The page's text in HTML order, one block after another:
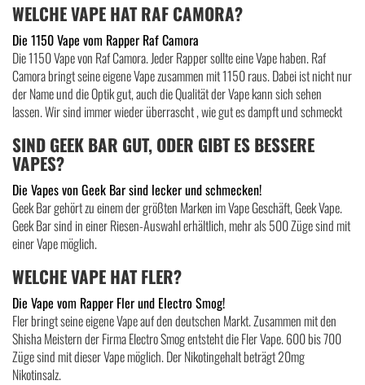
WELCHE VAPE HAT RAF CAMORA?
Die 1150 Vape vom Rapper Raf Camora
Die 1150 Vape von Raf Camora. Jeder Rapper sollte eine Vape haben. Raf
Camora bringt seine eigene Vape zusammen mit 1150 raus. Dabei ist nicht nur
der Name und die Optik gut, auch die Qualität der Vape kann sich sehen
lassen. Wir sind immer wieder überrascht , wie gut es dampft und schmeckt
SIND GEEK BAR GUT, ODER GIBT ES BESSERE
VAPES?
Die Vapes von Geek Bar sind lecker und schmecken!
Geek Bar gehört zu einem der größten Marken im Vape Geschäft, Geek Vape.
Geek Bar sind in einer Riesen-Auswahl erhältlich, mehr als 500 Züge sind mit
einer Vape möglich.
WELCHE VAPE HAT FLER?
Die Vape vom Rapper Fler und Electro Smog!
Fler bringt seine eigene Vape auf den deutschen Markt. Zusammen mit den
Shisha Meistern der Firma Electro Smog entsteht die Fler Vape. 600 bis 700
Züge sind mit dieser Vape möglich. Der Nikotingehalt beträgt 20mg
Nikotinsalz.